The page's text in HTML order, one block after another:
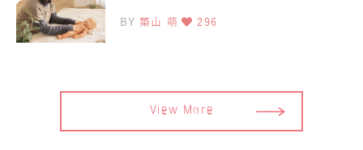
BY 築山 萌 296
View More